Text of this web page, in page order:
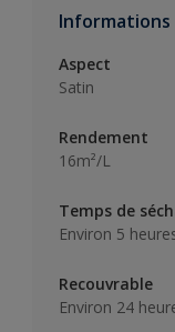
Aspect
Satin
Rendement
16m²/L
Temps de
Environ 5
Recouvrable
Environ 24